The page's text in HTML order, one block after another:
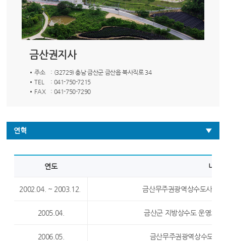
금산권지사
주소
: (32729) 충남 금산군 금산읍 북사직로 34
TEL
: 041-750-7215
FAX
: 041-750-7290
연혁
연도 내용
2002.04. ~ 2003.12. 금산무주권광역상수도사업
2005.04. 금산군 지방상수도 운영효
2006.05. 금산무주권광역상수도사